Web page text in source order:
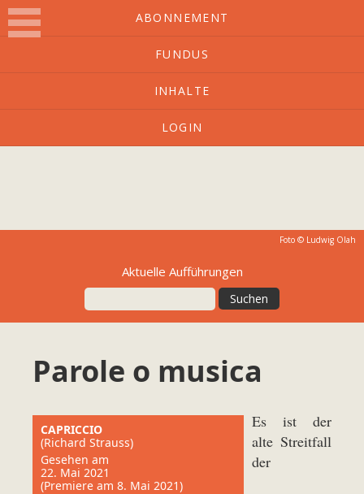
ABONNEMENT
FUNDUS
INHALTE
LOGIN
O-Ton
Kulturmagazin mit Charakter
Foto © Ludwig Olah
Aktuelle Aufführungen
Parole o musica
CAPRICCIO
(Richard Strauss)
Gesehen am
22. Mai 2021
(Premiere am 8. Mai 2021)
Es ist der
alte Streitfall
der